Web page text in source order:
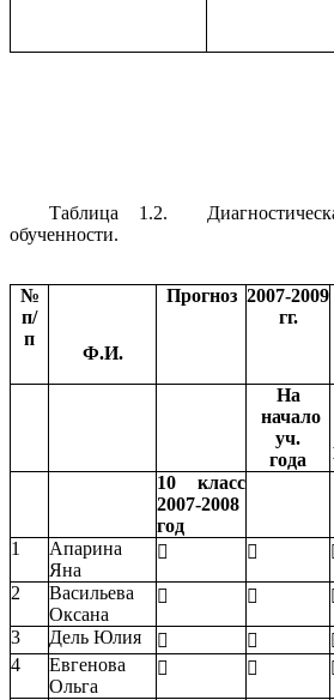
Таблица 1.2. Диагностическая
обученности.
№
п/
п
Ф.И.
Прогноз 2007-2009
гг.
На
начало
уч.
года
10 класс
2007-2008
год
1
Апарина
Яна
 
2
Васильева
Оксана
 
3 Дель Юлия  
4
Евгенова
Ольга
 